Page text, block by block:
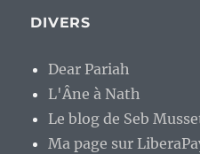
DIVERS
Dear Pariah
L'Âne à Nath
Le blog de Seb
Ma page sur